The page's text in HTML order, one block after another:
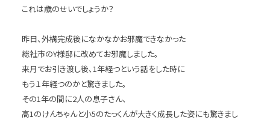
これは歳のせいでしょうか？
昨日、外構完成後になかなかお邪魔できなかった
総社市のY様邸に改めてお邪魔しました。
来月でお引き渡し後、1年経つという話をした時に
もう１年経つのかと驚きました。
その1年の間に2人の息子さん、
高1のけんちゃんと小5のたっくんが大きく成長した姿にも驚きまし